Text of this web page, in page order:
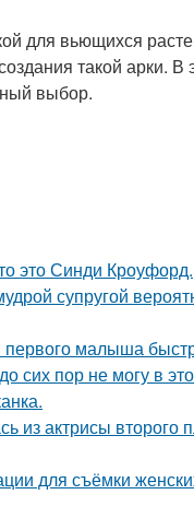
для вьющихся
такой арки.
выбор.
это Синди Кроуфорд.
супругой
малыша
пор не могу в
из актрисы второго
для съёмки